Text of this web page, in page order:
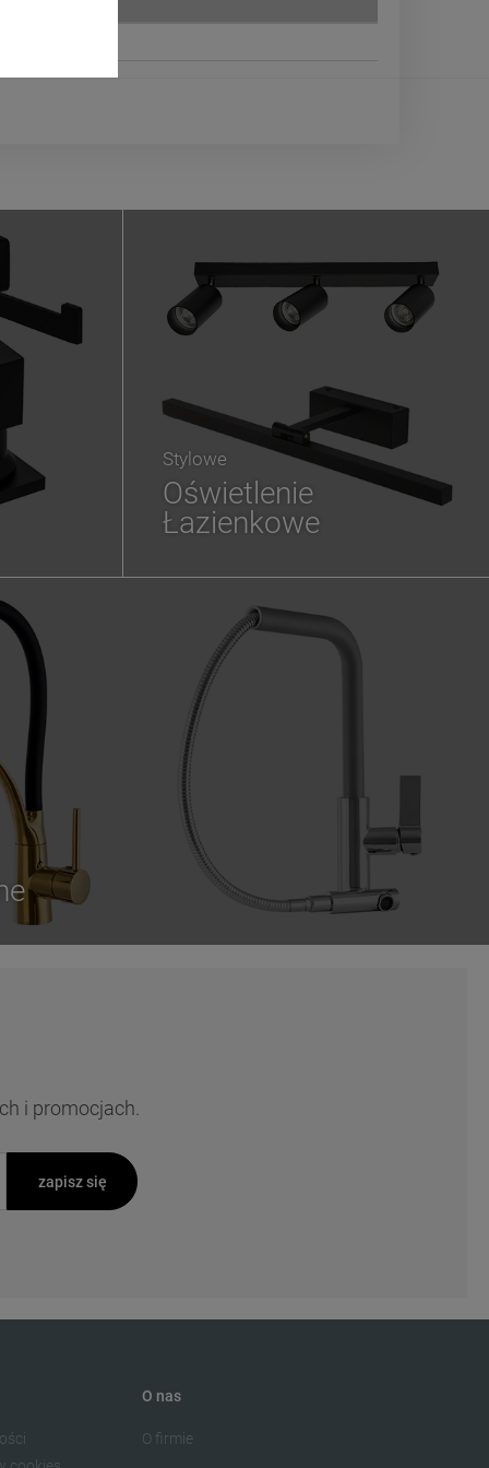
Stylowe
Oświetlenie
Łazienkowe
i promocjach.
zapisz się
O nas
O firmie